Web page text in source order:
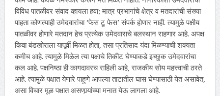
विविध पातळीवर संवाद व्हायला हवा; मात्र प्रभागांचे क्षेत्र व मतदारांची संख्या
पाहता कोणत्याही उमेदवारांचा ‘फेस टू फेस’ संपर्क होणार नाही. त्यामुळे पक्षीय
पातळीवर होणारे मतदान हेच प्रत्येक उमेदवाराचे बलस्थान राहणार आहे. अपक्ष
किवा बंडखोराला यापूर्वी मिळत होता, तसा प्रतिसाद यंदा मिळण्याची शक्यता
कमीच आहे. त्यामुळे मिळेल त्या पक्षाचे तिकीट घेण्याकडे इच्छुक उमेदवारांचा
कल आहे. पक्षनिष्ठा ही कागदावरच राहिली आहे, राजकीय सोय महत्त्वाची ठरते
आहे. त्यामुळे पक्षात येणारे पाहुणे आपल्या ताटातील घास घेण्यासाठी येत असावेत,
असा विचार मूळ पक्षात असणार्‍यांच्या मनात येऊ लागला आहे.